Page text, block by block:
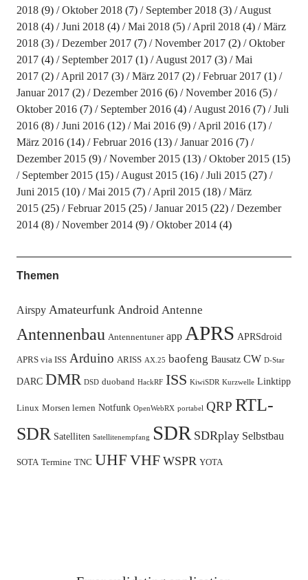
2018(9) Oktober 2018(7) September 2018(3)
August
2018(4) Juni 2018(4) Mai 2018(5) April 2018(4)
März
2018(3) Dezember 2017(7) November 2017(2)
Oktober
2017(4) September 2017(1) August 2017(3)
Mai
2017(2) April 2017(3) März 2017(2) Februar 2017(1)
Januar 2017(2) Dezember 2016(6) November 2016(5)
Oktober 2016(7) September 2016(4) August 2016(7)
Juli
2016(8) Juni 2016(12) Mai 2016(9) April 2016(17)
März 2016(14) Februar 2016(13) Januar 2016(7)
Dezember 2015(9) November 2015(13) Oktober 2015(15)
September 2015(15) August 2015(16) Juli 2015(27)
Juni 2015(10) Mai 2015(7) April 2015(18)
März
2015(25) Februar 2015(25) Januar 2015(22)
Dezember
2014(8) November 2014(9) Oktober 2014(4)
Themen
Airspy Amateurfunk Android Antenne
Antennenbau Antennentuner app APRS APRSdroid
APRS via ISS Arduino ARISS AX.25 baofeng Bausatz CW D-Star
DARC DMR DSD duoband HackRF ISS KiwiSDR Kurzwelle Linktipp
Linux Morsen lernen Notfunk OpenWebRX portabel QRP RTL-
SDR Satelliten Satellitenempfang SDR SDRplay Selbstbau
SOTA Termine TNC UHF VHF WSPR YOTA